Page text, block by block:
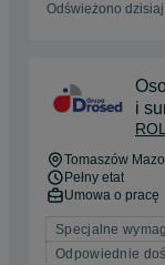
Odświeżono
i
Tomaszów
Pełny etat
Umowa o pracę
Specjalne
Odpowiednie